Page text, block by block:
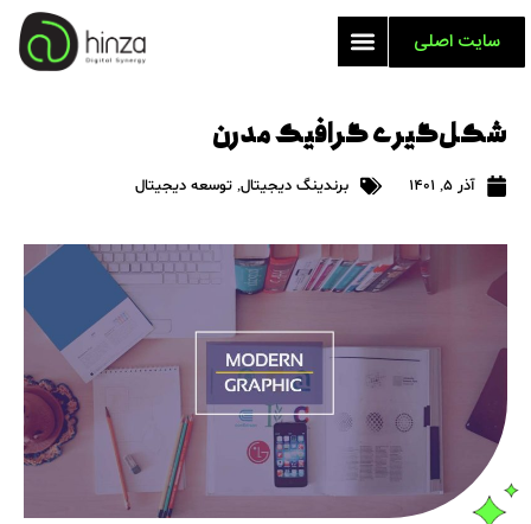
سایت اصلی
شکل‌گیری گرافیک مدرن
آذر 5, 1401 برندینگ دیجیتال, توسعه دیجیتال